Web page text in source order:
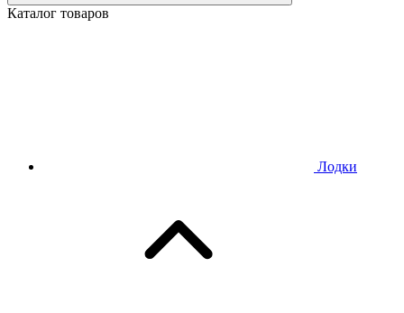
Каталог товаров
Лодки